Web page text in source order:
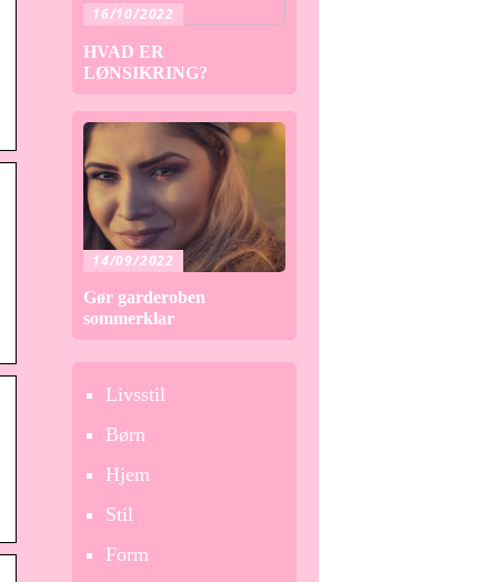
16/10/2022
HVAD ER
LØNSIKRING?
14/09/2022
Gør garderoben
sommerklar
Livsstil
Børn
Hjem
Stil
Form